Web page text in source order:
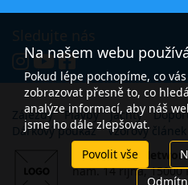
Zájezdy Plavby Jachty
Dárkový poukaz
Vzorový článek
Open Travel
nám. 14 října, 15000
Na našem webu
Pokud lépe pochopíme, co
zobrazovat přesně to, co
analýze informací, aby náš
jsme ho dále zlepšovat.
Povolit vše